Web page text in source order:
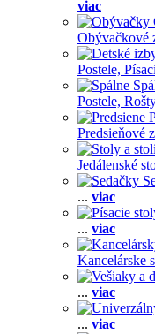
viac
Obývačkové
Postele,
Postele,
Predsieňové
Jedálenské
... viac
... viac
Kancelárske
... viac
... viac